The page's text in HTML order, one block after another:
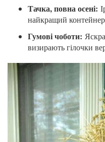
Тачка, повна осені:
найкращий
Гумові чоботи:
визирають гілочки